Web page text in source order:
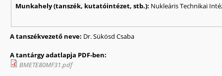
Munkahely (tanszék, kutatóintézet, stb.): Nukleáris Technikai
A tanszékvezető neve: Dr. Sükösd Csaba
A tantárgy adatlapja PDF-ben:
BMETE80MF31.pdf